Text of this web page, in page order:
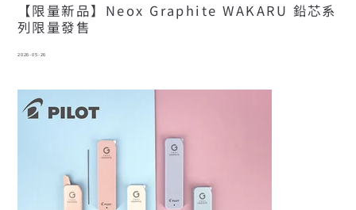
【限量新品】Neox Graphite WAKARU 鉛芯系
列限量發售
2026-05-26